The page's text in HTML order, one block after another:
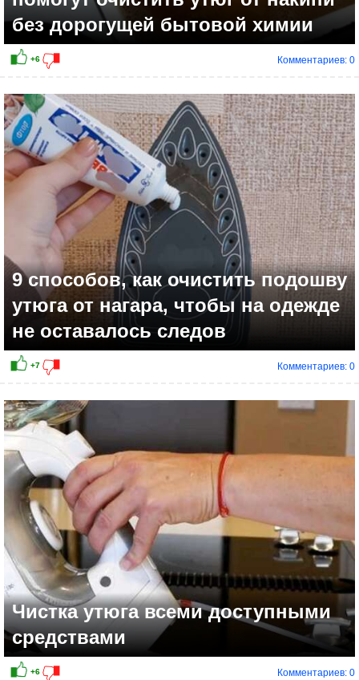
+9
без дорогущей бытовой химии
Комментариев: 0
9 способов, как очистить подошву
утюга от нагара, чтобы на одежде
не оставалось следов
Комментариев: 0
Чистка утюга всеми доступными
средствами
Комментариев: 0